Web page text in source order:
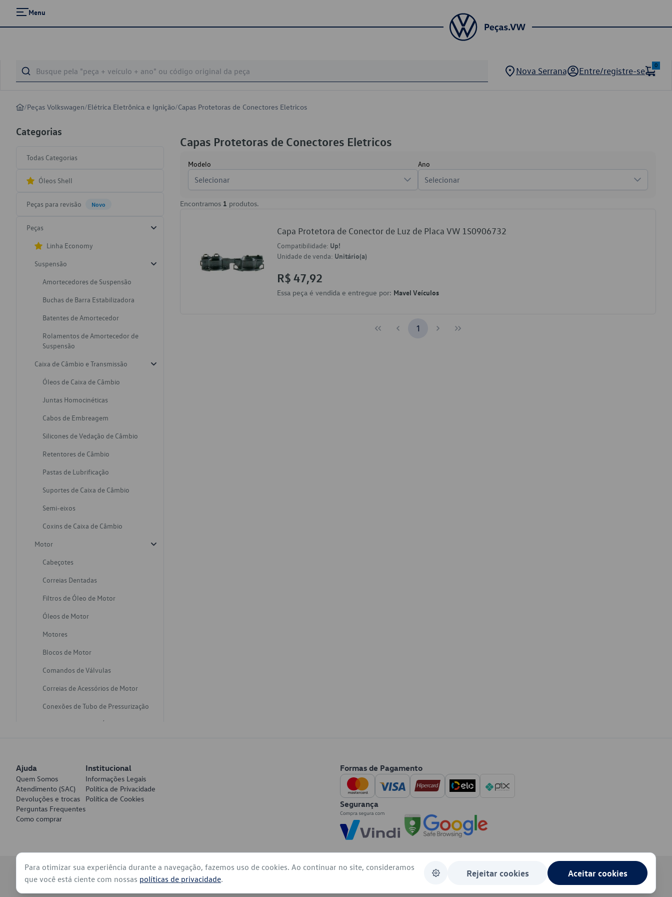
Menu
Nova Serrana Entre/registre-se
0
/Peças Volkswagen/Elétrica Eletrônica e Ignição/Capas Protetoras de Conectores Eletricos
Categorias
Todas Categorias
Óleos Shell
Peças para revisão Novo
Peças
Linha Economy
Suspensão
Amortecedores de Suspensão
Buchas de Barra Estabilizadora
Batentes de Amortecedor
Rolamentos de Amortecedor de
Suspensão
Caixa de Câmbio e Transmissão
Óleos de Caixa de Câmbio
Juntas Homocinéticas
Cabos de Embreagem
Silicones de Vedação de Câmbio
Retentores de Câmbio
Pastas de Lubrificação
Suportes de Caixa de Câmbio
Semi-eixos
Coxins de Caixa de Câmbio
Motor
Cabeçotes
Correias Dentadas
Filtros de Óleo de Motor
Óleos de Motor
Motores
Blocos de Motor
Comandos de Válvulas
Correias de Acessórios de Motor
Conexões de Tubo de Pressurização
Varetas de Nivel de Óleo
Discos de Freio
Juntas de Bomba de Vácuo
Mangueiras de Vácuo de Servo
Pratos de Disco de Freio
Travas de Pastilha de Freio
Capas Protetoras de Conectores Eletricos
Modelo
Selecionar
Ano
Selecionar
Encontramos 1 produtos.
Capa Protetora de Conector de Luz de Placa VW 1S0906732
Compatibilidade: Up!
Unidade de venda: Unitário(a)
R$ 47,92
Essa peça é vendida e entregue por: Mavel Veículos
1
Ajuda
Quem Somos
Atendimento (SAC)
Devoluções e trocas
Perguntas Frequentes
Como comprar
Institucional
Informações Legais
Política de Privacidade
Política de Cookies
Formas de Pagamento
Segurança
© 2026 - Volkswagen do Brasil - Todos os direitos reservados
Para otimizar sua experiência durante a navegação, fazemos uso de cookies. Ao continuar no site, consideramos
que você está ciente com nossas políticas de privacidade.
Rejeitar cookies Aceitar cookies